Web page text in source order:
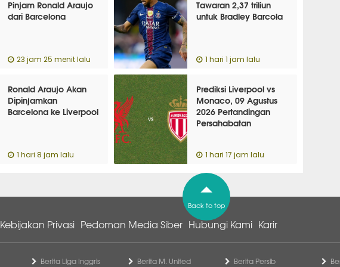
Pinjam Ronald Araujo
dari Barcelona
23 jam 25 menit lalu
Tawaran 2,37 triliun
untuk Bradley Barcola
1 hari 1 jam lalu
Ronald Araujo Akan
Dipinjamkan
Barcelona ke Liverpool
1 hari 8 jam lalu
Prediksi Liverpool vs
Monaco, 09 Agustus
2026 Pertandingan
Persahabatan
1 hari 17 jam lalu
Back to top
Kebijakan Privasi Pedoman Media Siber Hubungi Kami Karir
Berita Liga Inggris Berita M. United Berita Persib